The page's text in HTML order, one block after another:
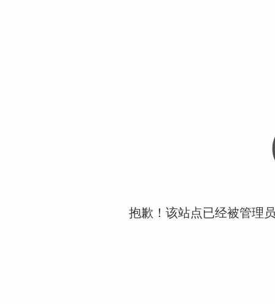
抱歉！该站点已经被管理